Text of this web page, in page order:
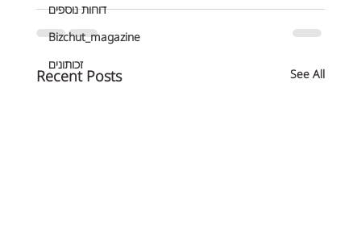
דוחות נוספים
Bizchut_magazine
זכותונים
Recent Posts See All